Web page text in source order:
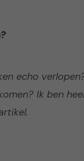
echo
Ik ben